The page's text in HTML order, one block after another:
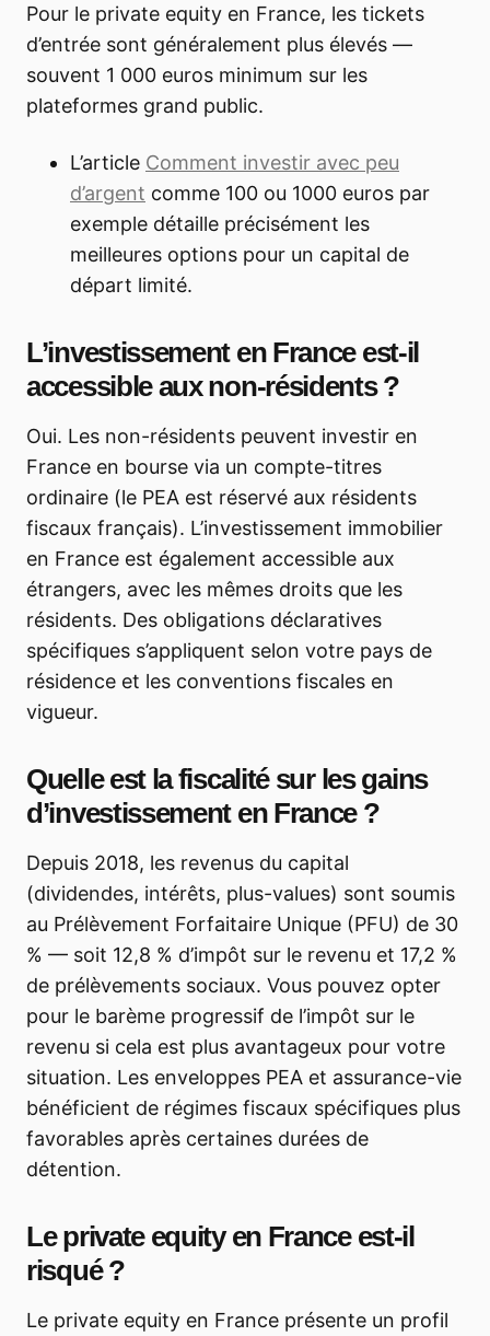
Pour le private equity en France, les tickets
d’entrée sont généralement plus élevés —
souvent 1 000 euros minimum sur les
plateformes grand public.
L’article Comment investir avec peu
d’argent comme 100 ou 1000 euros par
exemple détaille précisément les
meilleures options pour un capital de
départ limité.
L’investissement en France est-il
accessible aux non-résidents ?
Oui. Les non-résidents peuvent investir en
France en bourse via un compte-titres
ordinaire (le PEA est réservé aux résidents
fiscaux français). L’investissement immobilier
en France est également accessible aux
étrangers, avec les mêmes droits que les
résidents. Des obligations déclaratives
spécifiques s’appliquent selon votre pays de
résidence et les conventions fiscales en
vigueur.
Quelle est la fiscalité sur les gains
d’investissement en France ?
Depuis 2018, les revenus du capital
(dividendes, intérêts, plus-values) sont soumis
au Prélèvement Forfaitaire Unique (PFU) de 30
% — soit 12,8 % d’impôt sur le revenu et 17,2 %
de prélèvements sociaux. Vous pouvez opter
pour le barème progressif de l’impôt sur le
revenu si cela est plus avantageux pour votre
situation. Les enveloppes PEA et assurance-vie
bénéficient de régimes fiscaux spécifiques plus
favorables après certaines durées de
détention.
Le private equity en France est-il
risqué ?
Le private equity en France présente un profil